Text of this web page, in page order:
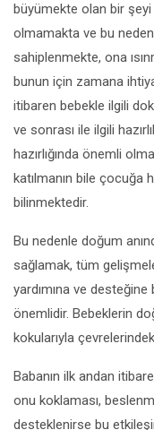
büyümekte olan bir
olmamakta ve bu
sahiplenmekte, ona
bunun için zamana
itibaren bebekle ilgili
ve sonrası ile ilgili
hazırlığında önemli
katılmanın bile çocuğa
bilinmektedir.
Bu nedenle doğum
sağlamak, tüm
yardımına ve
önemlidir. Bebeklerin
kokularıyla
Babanın ilk andan
onu koklaması,
desteklenirse bu